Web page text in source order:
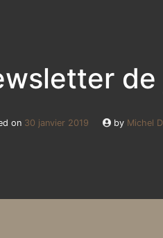
on 30 janvier 2019 by Michel